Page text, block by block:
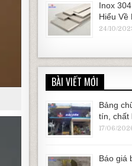
Inox
Hiểu Về
24/10/
BÀI VIẾT MỚI
Bảng
tín, chất
17/06/
Báo giá